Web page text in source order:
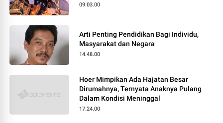
09.03.00
Arti Penting Pendidikan Bagi Individu,
Masyarakat dan Negara
14.48.00
Hoer Mimpikan Ada Hajatan Besar
Dirumahnya, Ternyata Anaknya Pulang
Dalam Kondisi Meninggal
17.24.00